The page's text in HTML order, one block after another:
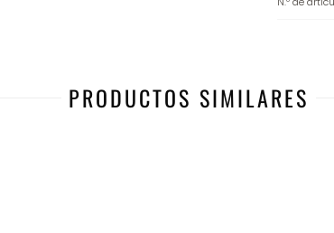
PRODUCTOS SIMILARES